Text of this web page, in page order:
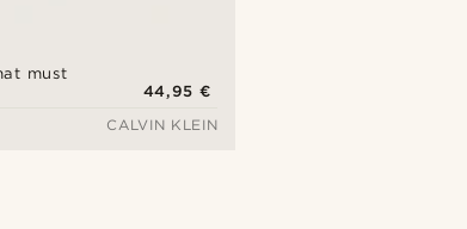
must
44,95 €
CALVIN KLEIN